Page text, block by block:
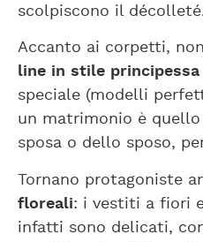
scolpiscono il
Accanto ai corpetti,
line in stile principessa
speciale (modelli
un matrimonio è
sposa o dello sposo,
Tornano protagoniste
floreali: i vestiti a fiori
infatti sono delicati,